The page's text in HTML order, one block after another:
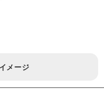
イメージ